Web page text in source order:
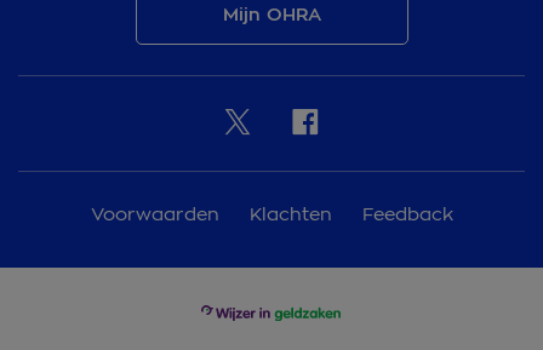
Mijn OHRA
Voorwaarden Klachten Feedback